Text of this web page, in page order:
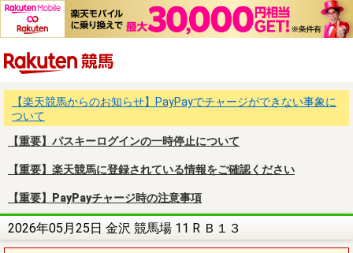
【楽天競馬からのお知らせ】PayPayでチャージができない事象に
ついて
【重要】パスキーログインの一時停止について
【重要】楽天競馬に登録されている情報をご確認ください
【重要】PayPayチャージ時の注意事項
2026年05月25日 金沢 競馬場 11 R Ｂ１３